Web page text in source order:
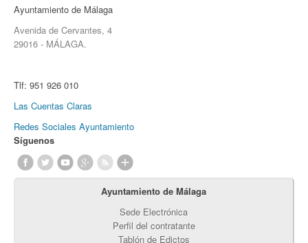
Ayuntamiento de Málaga
Avenida de Cervantes, 4
29016 - MÁLAGA.
Tlf: 951 926 010
Las Cuentas Claras
Redes Sociales Ayuntamiento
Síguenos
Ayuntamiento de Málaga
Sede Electrónica
Perfil del contratante
Tablón de Edictos